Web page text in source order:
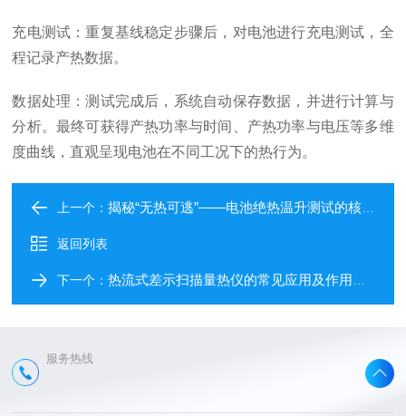
充电测试：重复基线稳定步骤后，对电池进行充电测试，全
程记录产热数据。
数据处理：测试完成后，系统自动保存数据，并进行计算与
分析。最终可获得产热功率与时间、产热功率与电压等多维
度曲线，直观呈现电池在不同工况下的热行为。
上一个：揭秘“无热可逃”——电池绝热温升测试的核心原理与运行机制
返回列表
下一个：热流式差示扫描量热仪的常见应用及作用全解析
服务热线